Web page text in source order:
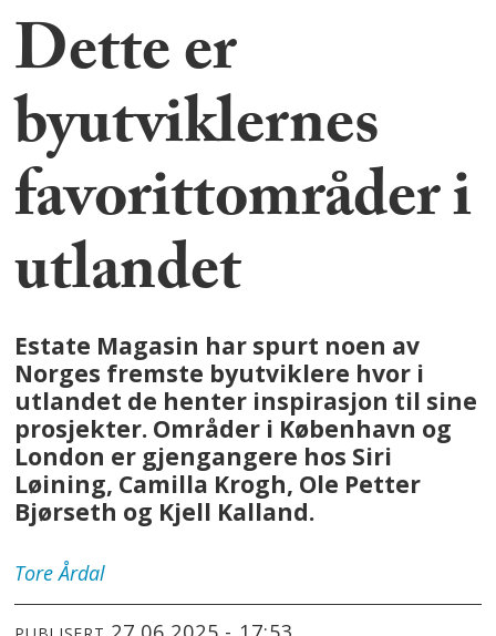
Dette er
byutviklernes
favorittområder i
utlandet
Estate Magasin har spurt noen av
Norges fremste byutviklere hvor i
utlandet de henter inspirasjon til sine
prosjekter. Områder i København og
London er gjengangere hos Siri
Løining, Camilla Krogh, Ole Petter
Bjørseth og Kjell Kalland.
Tore Årdal